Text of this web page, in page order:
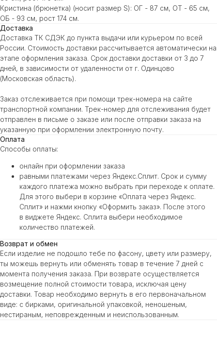
Кристина (брюнетка) (носит размер S): ОГ - 87 см, ОТ - 65 см,
ОБ - 93 см, рост 174 см.
Доставка
Доставка ТК СДЭК до пункта выдачи или курьером по всей
России. Стоимость доставки рассчитывается автоматически на
этапе оформления заказа. Срок доставки доставки от 3 до 7
дней, в зависимости от удаленности от г. Одинцово
(Московская область).
Заказ отслеживается при помощи трек-номера на сайте
транспортной компании. Трек-номер для отслеживания будет
отправлен в письме о заказе или после отправки заказа на
указанную при оформлении электронную почту.
Оплата
Способы оплаты:
онлайн при оформлении заказа
равными платежами через Яндекс.Сплит. Срок и сумму
каждого платежа можно выбрать при переходе к оплате.
Для этого выбери в корзине «Оплата через Яндекс.
Сплит» и нажми кнопку «Оформить заказ». После этого
в виджете Яндекс. Сплита выбери необходимое
количество платежей.
Возврат и обмен
Если изделие не подошло тебе по фасону, цвету или размеру,
ты можешь вернуть или обменять товар в течение 7 дней с
момента получения заказа. При возврате осуществляется
возмещение полной стоимости товара, исключая цену
доставки. Товар необходимо вернуть в его первоначальном
виде: с бирками, оригинальной упаковкой, неношеным,
нестираным, неповрежденным и неиспользованным.